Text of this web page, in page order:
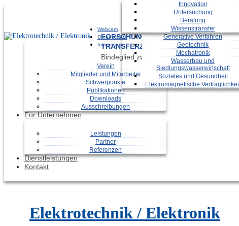
Webcam
Datenschutz
Impressum
FORSCHUNGS- UND
TRANSFERZENTRUM LEIPZIG E.V.
Bindeglied zwischen Wirtschaft und
Verein
Mitglieder und Mitarbeiter
Schwerpunkte
Bauphysik
Biosignalverarbeitung
Eingebettete Systeme
Energieversorgung
Generative Verfahren
Geotechnik
Mechatronik
Wasserbau und
Siedlungswasserwirtschaft
Soziales und Gesundheit
Elektromagnetische
Publikationen
Downloads
Ausschreibungen
Für Unternehmen
Leistungen
Innovation
Untersuchung
Beratung
Wissenstransfer
Partner
Referenzen
Dienstleistungen
Kontakt
Elektrotechnik / Elektronik